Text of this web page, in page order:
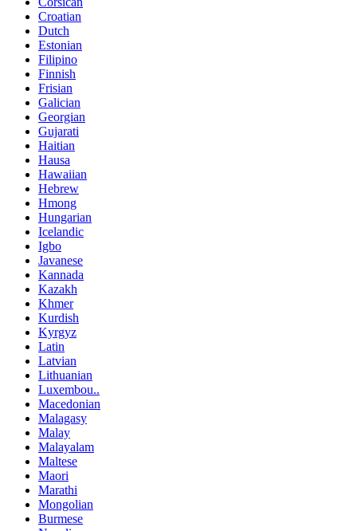
Croatian
Dutch
Estonian
Filipino
Finnish
Frisian
Galician
Georgian
Gujarati
Haitian
Hausa
Hawaiian
Hebrew
Hmong
Hungarian
Icelandic
Igbo
Javanese
Kannada
Kazakh
Khmer
Kurdish
Kyrgyz
Latin
Latvian
Lithuanian
Luxembou..
Macedonian
Malagasy
Malay
Malayalam
Maltese
Maori
Marathi
Mongolian
Burmese